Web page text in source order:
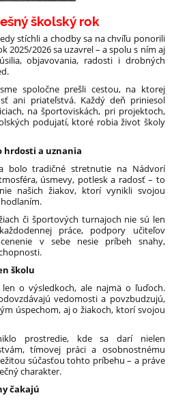
školský rok
stíchli a chodby sa na chvíľu ponorili
2025/2026 sa uzavrel – a spolu s ním aj
objavovania, radosti i drobných
spoločne prešli cestou, na ktorej
ani priateľstvá. Každý deň priniesol
na športoviskách, pri projektoch,
podujatí, ktoré robia život školy
hrdosti a uznania
bolo tradičné stretnutie na Nádvorí
úsmevy, potlesk a radosť – to
našich žiakov, ktorí vynikli svojou
či športových turnajoch nie sú len
práce, podpory učiteľov
v sebe nesie príbeh snahy,
školu
o výsledkoch, ale najmä o ľuďoch.
vedomosti a povzbudzujú,
úspechom, aj o žiakoch, ktorí svojou
prostredie, kde sa darí nielen
tímovej práci a osobnostnému
súčasťou tohto príbehu – a práve
charakter.
čakajú